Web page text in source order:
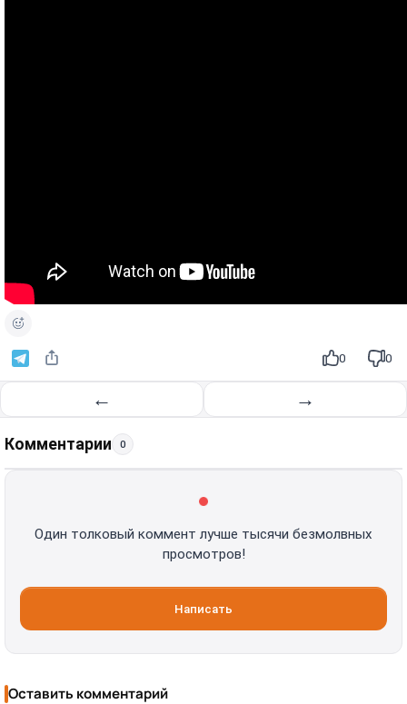
0 0
← →
Комментарии 0
Один толковый коммент лучше тысячи безмолвных
просмотров!
Написать
Оставить комментарий